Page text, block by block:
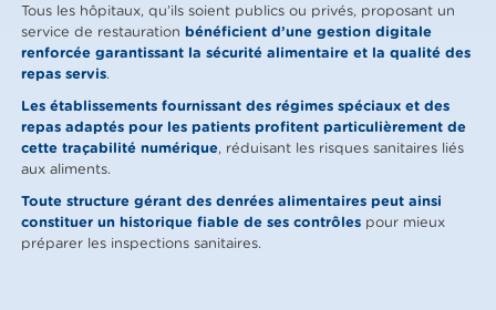
Tous les hôpitaux, qu’ils soient publics ou privés, proposant un
service de restaurationbénéficient d’une gestion digitale
renforcée garantissant la sécurité alimentaire et la qualité des
repas servis.
Les établissements fournissant des régimes spéciaux et des
repas adaptés pour les patients profitent particulièrement de
cette traçabilité numérique, réduisant les risques sanitaires liés
aux aliments.
Toute structure gérant des denrées alimentaires peut ainsi
constituer un historique fiable de ses contrôles pour mieux
préparer les inspections sanitaires.